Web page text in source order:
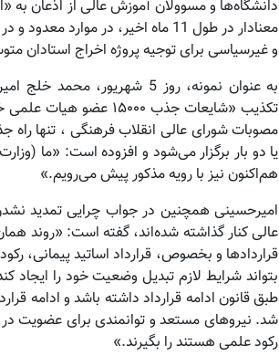
دانشگاه‌ها و مسوولان آموزش عالی از اذعان
معنادار در طول 11 ماه اخیر، در
و غیرسیاسی برای توجیه پروژه اخراج استادان
به عنوان نمونه، روز 5
تکذیب «شایعات جذب
مصوبات شورای عالی انقلاب فرهنگی ، تنها
یا دو بار برگزار می‌شود و افزوده است: «ما
هم‌اکنون نیز با رویه مذکور پیش می‌رویم.»
امیرحسینی همچنین در جواب چرایی تمدید
عالی کنار گذاشته شده‌اند، گفته است: «روند
بتواند شرایط لازم تبدیل وضعیت خود را ایجاد
طبق قانون ادامه قرارداد داشته باشد و ادامه
شد. نیروهای مستعد و توانمندی برای عضویت در
رکود علمی هستند را بگیرند.»